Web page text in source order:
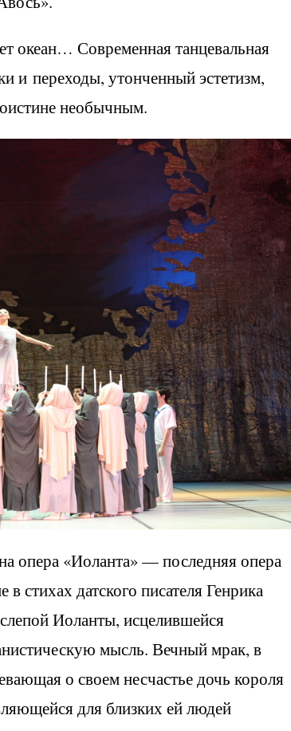
океан… Современная танцевальная
и переходы, утонченный эстетизм,
необычным.
опера «Иоланта» — последняя опера
стихах датского писателя Генрика
Иоланты, исцелившейся
мысль. Вечный мрак, в
о своем несчастье дочь короля
для близких ей людей